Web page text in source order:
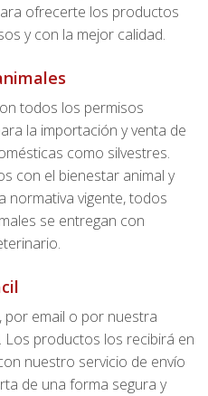
ofrecerte los productos
y con la mejor calidad.
todos los permisos
la importación y venta de
como silvestres.
con el bienestar animal y
normativa vigente, todos
se entregan con
por email o por nuestra
Los productos los recibirá en
nuestro servicio de envío
de una forma segura y